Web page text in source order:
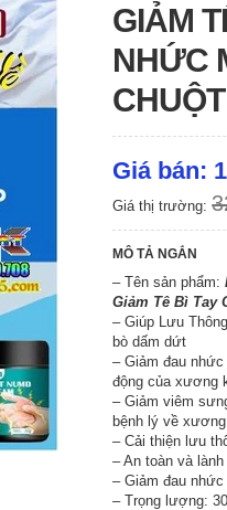
GIẢM
NHỨC
Giá bán:
Giá thị trường:
MÔ TẢ NGẮN
– Tên sản phẩm:
Giảm Tê Bì Tay
– Giúp Lưu
bò dấm dứt
– Giảm đau
động của xương
– Giảm viêm
bệnh lý về
– Cải thiện lưu
– An toàn và
– Giảm đau
– Trọng lượng: